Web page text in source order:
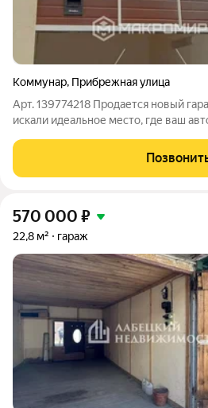
Коммунар, Прибрежная улица
Арт. 139774218 Продается новый
искали идеальное место, где ваш
пятизвездочном отеле, то у меня
570 000 ₽
22,8 м² гараж